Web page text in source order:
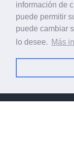
información de
puede permitir
puede cambiar
lo desee. Más
Ediciones Industria